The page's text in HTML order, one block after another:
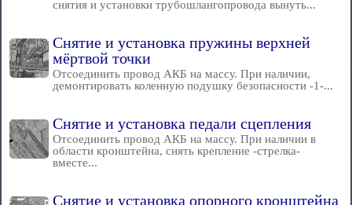
снятия и установки трубошлангопровода вынуть...
Снятие и установка пружины верхней
мёртвой точки
Отсоединить провод АКБ на массу. При наличии,
демонтировать коленную подушку безопасности -1-...
Снятие и установка педали сцепления
Отсоединить провод АКБ на массу. При наличии в
области кронштейна, снять крепление -стрелка-
вместе...
Снятие и установка опорного кронштейна